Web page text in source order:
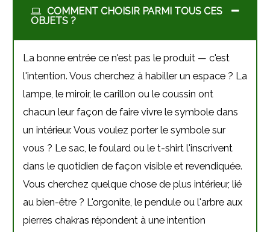
COMMENT CHOISIR PARMI TOUS CES
OBJETS ?
La bonne entrée ce n'est pas le produit — c'est
l'intention. Vous cherchez à habiller un espace ? La
lampe, le miroir, le carillon ou le coussin ont
chacun leur façon de faire vivre le symbole dans
un intérieur. Vous voulez porter le symbole sur
vous ? Le sac, le foulard ou le t-shirt l'inscrivent
dans le quotidien de façon visible et revendiquée.
Vous cherchez quelque chose de plus intérieur, lié
au bien-être ? L'orgonite, le pendule ou l'arbre aux
pierres chakras répondent à une intention